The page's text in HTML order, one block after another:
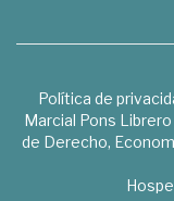
Política de
Marcial Pons
de Derecho,